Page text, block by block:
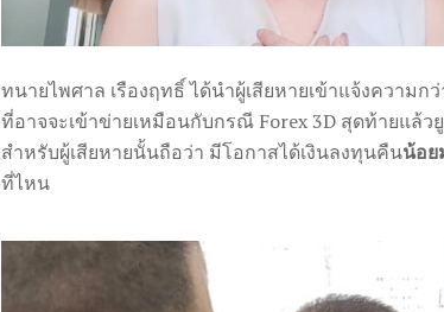
ทนายไพศาล เรืองฤทธิ์ ได้นำผู้เสียหายเข้าแจ้งความ
ที่อาจจะเข้าข่ายเหมือนกับกรณี Forex 3D สุดท้ายแล้
สำหรับผู้เสียหายนั้นถือว่า มีโอกาสได้เงินลงทุนคืนน้อย
ที่ไหน